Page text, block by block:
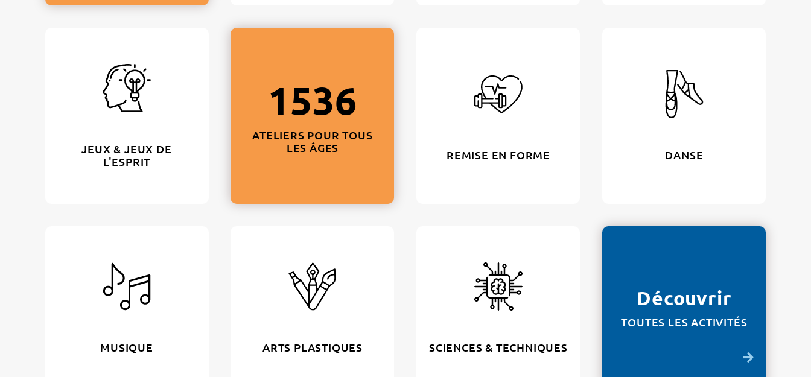
JEUX & JEUX DE
L'ESPRIT
1536
ATELIERS POUR TOUS
LES ÂGES
REMISE EN FORME DANSE
MUSIQUE ARTS PLASTIQUES SCIENCES & TECHNIQUES
Découvrir
TOUTES LES ACTIVITÉS